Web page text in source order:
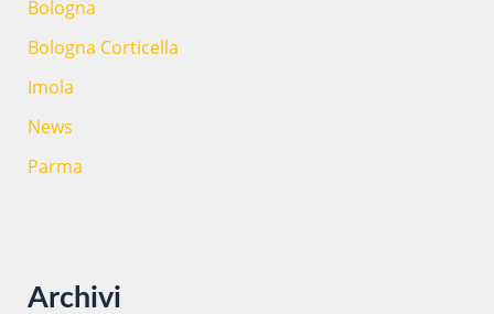
Bologna
Bologna Corticella
Imola
News
Parma
Archivi